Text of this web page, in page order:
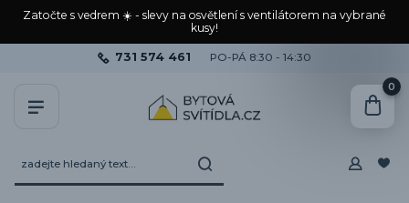
Zatočte s vedrem ☀️ - slevy na osvětlení s ventilátorem na vybrané
kusy!
731 574 461 PO-PÁ 8:30 - 14:30
0